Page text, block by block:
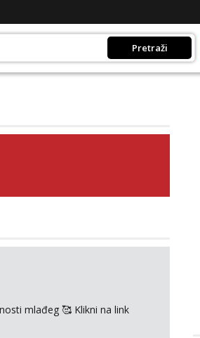
Pretraži
mlađeg 🥰 Klikni na link